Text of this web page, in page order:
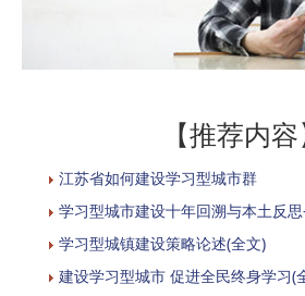
【推荐内容
江苏省如何建设学习型城市群
学习型城市建设十年回溯与本土反
学习型城镇建设策略论述(全文)
建设学习型城市 促进全民终身学习(